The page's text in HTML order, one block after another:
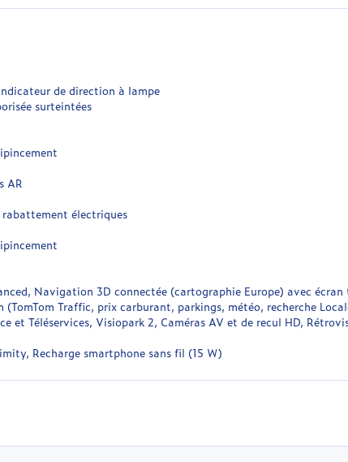
de direction à lampe
surteintées
AR
électriques
Navigation 3D connectée (cartographie Europe) avec
(TomTom Traffic, prix carburant, parkings, météo, recherche
et Téléservices, Visiopark 2, Caméras AV et de recul HD,
Recharge smartphone sans fil (15 W)